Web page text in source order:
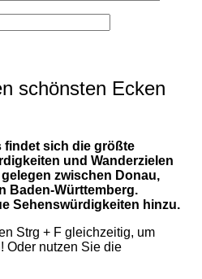
schönsten Ecken
findet sich die größte
und Wanderzielen
zwischen Donau,
Baden-Württemberg.
Sehenswürdigkeiten hinzu.
Strg + F gleichzeitig, um
Oder nutzen Sie die